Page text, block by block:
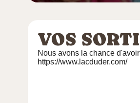
VOS
Nous avons la chance
https://www.lacduder.com/